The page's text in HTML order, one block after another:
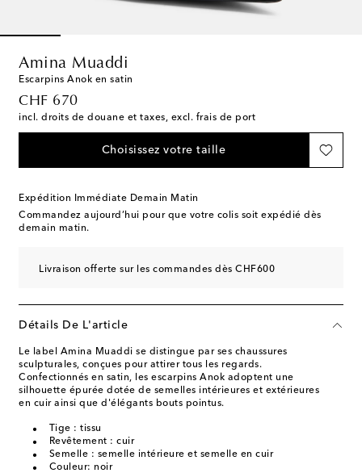
Amina Muaddi
Escarpins Anok en satin
CHF 670
original price
incl. droits de douane et taxes, excl. frais de port
Choisissez votre taille
Expédition Immédiate Demain Matin
Commandez aujourd’hui pour que votre colis soit expédié dès
demain matin.
Livraison offerte sur les commandes dès CHF600
Détails De L'article
Le label Amina Muaddi se distingue par ses chaussures
sculpturales, conçues pour attirer tous les regards.
Confectionnés en satin, les escarpins Anok adoptent une
silhouette épurée dotée de semelles intérieures et extérieures
en cuir ainsi que d'élégants bouts pointus.
Tige : tissu
Revêtement : cuir
Semelle : semelle intérieure et semelle en cuir
Couleur: noir